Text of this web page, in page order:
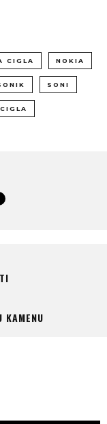
CIGLA NOKIA
SONI
KAMENU